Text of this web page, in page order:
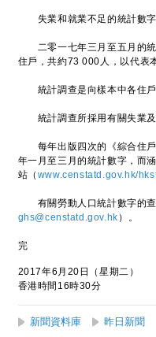
失業和就業不足的統計數字
二零一七年三月至五月的統
住戶，共約73 000人，以代表
統計調查是向樣本中各住戶
統計調查所採用有關失業及
每年出版四次的《綜合住戶
年一月至三月的統計數字，而
站（ www.censtatd.gov.hk/
有關勞動人口統計數字的查
ghs@censtatd.gov.hk ）。
完
2017年6月20日（星期二）
香港時間16時30分
新聞資料庫 昨日新聞